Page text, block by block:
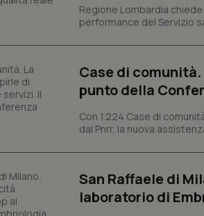
Regione Lombardia
performance del Servizio
Case di
punto della
Con 1.224 Case di
dal Pnrr, la nuova
San Raffaele di
laboratorio di
_ga
PHPSESSID